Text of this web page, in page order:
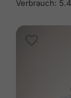
Verbrauch: